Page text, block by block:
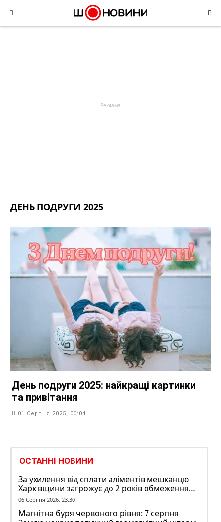
content
ДЕНЬ ПОДРУГИ 2025
День подруги 2025: найкращі картинки
та привітання
01 Серпня 2025, 00:04
ОСТАННІ НОВИНИ
За ухилення від сплати аліментів мешканцю
Харківщини загрожує до 2 років обмеження
волі
06 Серпня 2026, 23:30
Магнітна буря червоного рівня: 7 серпня